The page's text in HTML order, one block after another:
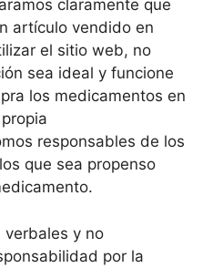
claramente que
artículo vendido en
el sitio web, no
sea ideal y funcione
los medicamentos en
responsables de los
que sea propenso
verbales y no
por la